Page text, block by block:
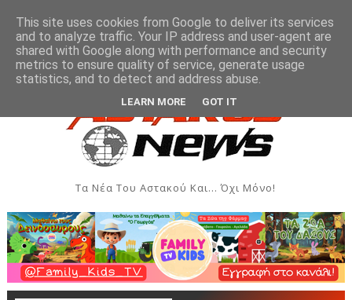
2026 ΑΣΤΑΚΌΣ Όρθρος και Θεία Λειτουργία στην Ιερά
Τα Νέα Του Αστακού Και... Όχι Μόνο!
This site uses cookies from Google to deliver its services
and to analyze traffic. Your IP address and user-agent are
shared with Google along with performance and security
metrics to ensure quality of service, generate usage
statistics, and to detect and address abuse.
LEARN MORE GOT IT